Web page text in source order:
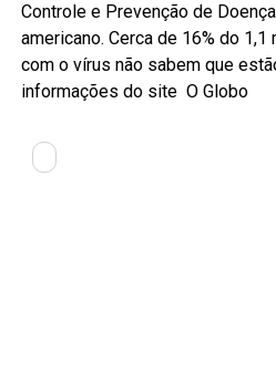
Controle e Prevenção de
americano. Cerca de 16% do
com o vírus não sabem que
informações do site O Globo